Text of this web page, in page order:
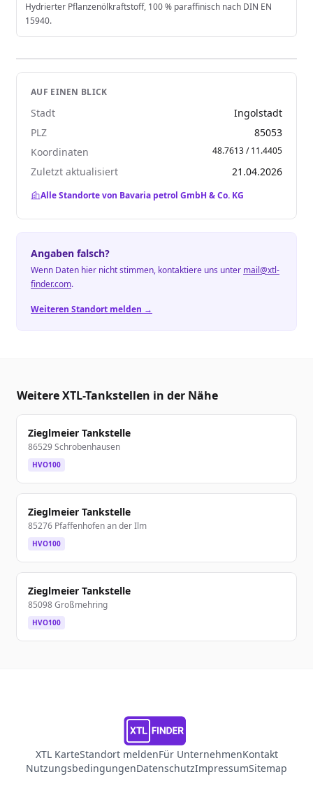
Hydrierter Pflanzenölkraftstoff, 100 % paraffinisch nach DIN EN
15940.
AUF EINEN BLICK
Stadt
Ingolstadt
PLZ
85053
Koordinaten
48.7613 / 11.4405
Zuletzt aktualisiert 21.04.2026
Alle Standorte von Bavaria petrol GmbH & Co. KG
Angaben falsch?
Wenn Daten hier nicht stimmen, kontaktiere uns unter mail@xtl-
finder.com.
Weiteren Standort melden →
Weitere XTL-Tankstellen in der Nähe
Zieglmeier Tankstelle
86529 Schrobenhausen
HVO100
Zieglmeier Tankstelle
85276 Pfaffenhofen an der Ilm
HVO100
Zieglmeier Tankstelle
85098 Großmehring
HVO100
XTL KarteStandort meldenFür UnternehmenKontakt
NutzungsbedingungenDatenschutzImpressumSitemap